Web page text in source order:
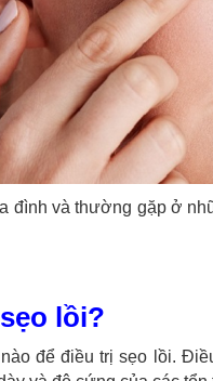
đình và thường gặp ở
lồi?
để điều trị sẹo lồi.